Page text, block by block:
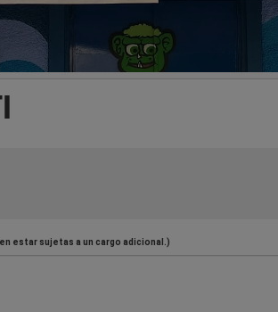
estar sujetas a un cargo adicional.)